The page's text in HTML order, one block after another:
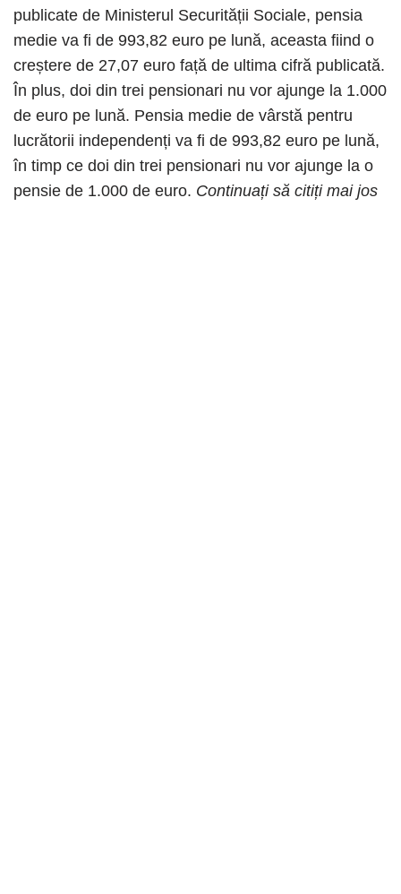
publicate de Ministerul Securității Sociale, pensia
medie va fi de 993,82 euro pe lună, aceasta fiind o
creștere de 27,07 euro față de ultima cifră publicată.
În plus, doi din trei pensionari nu vor ajunge la 1.000
de euro pe lună. Pensia medie de vârstă pentru
lucrătorii independenți va fi de 993,82 euro pe lună,
în timp ce doi din trei pensionari nu vor ajunge la o
pensie de 1.000 de euro. Continuați să citiți mai jos